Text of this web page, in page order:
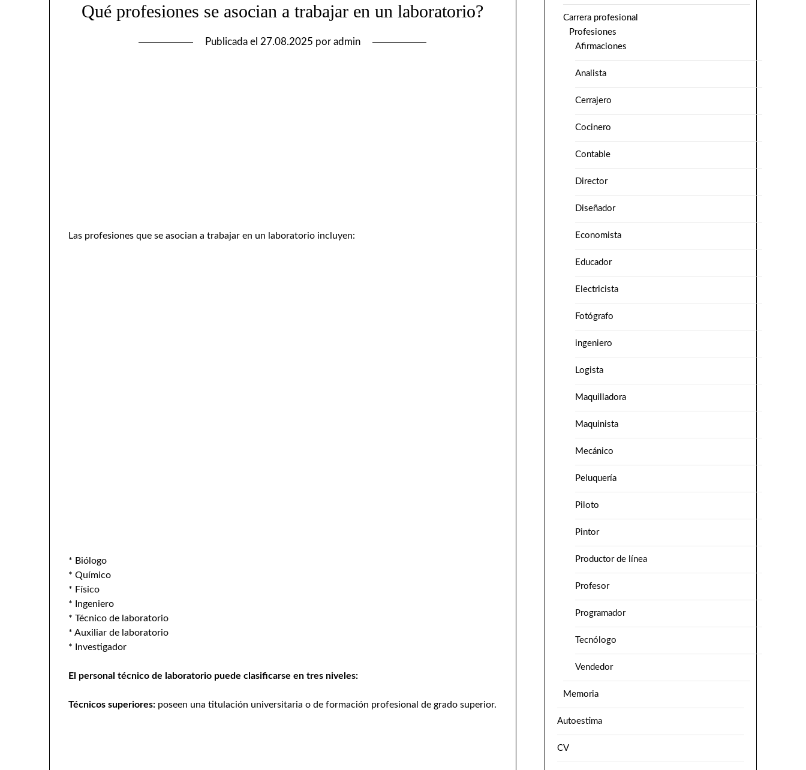
Qué profesiones se asocian a trabajar en un laboratorio?
Publicada el 27.08.2025 por admin
Las profesiones que se asocian a trabajar en un laboratorio incluyen:
* Biólogo
* Químico
* Físico
* Ingeniero
* Técnico de laboratorio
* Auxiliar de laboratorio
* Investigador
El personal técnico de laboratorio puede clasificarse en tres niveles:
Técnicos superiores: poseen una titulación universitaria o de formación profesional de grado superior.
Carrera profesional
Profesiones
Afirmaciones
Analista
Cerrajero
Cocinero
Contable
Director
Diseñador
Economista
Educador
Electricista
Fotógrafo
ingeniero
Logista
Maquilladora
Maquinista
Mecánico
Peluquería
Piloto
Pintor
Productor de línea
Profesor
Programador
Tecnólogo
Vendedor
Memoria
Autoestima
CV